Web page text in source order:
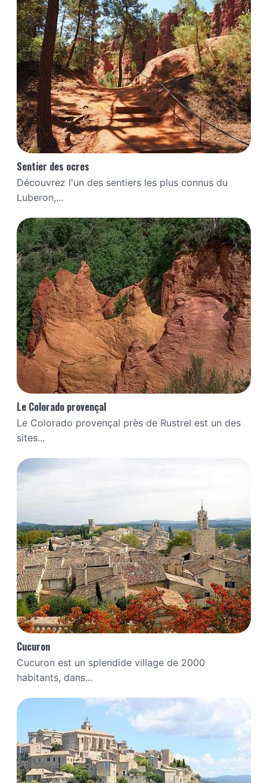
Sentier des ocres
Découvrez l'un des sentiers les plus connus du
Luberon,...
Le Colorado provençal
Le Colorado provençal près de Rustrel est un des
sites...
Cucuron
Cucuron est un splendide village de 2000
habitants, dans...